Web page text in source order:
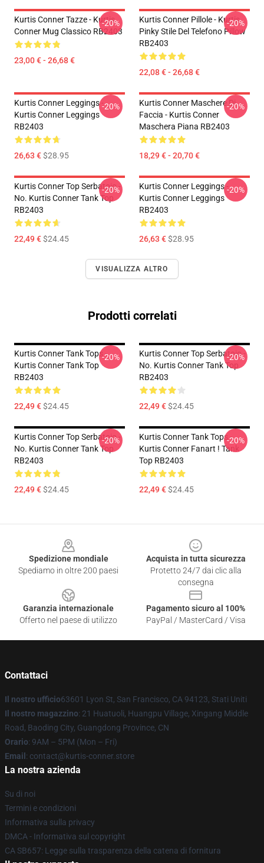
Kurtis Conner Tazze - Kurtis
Conner Mug Classico RB2403
23,00 € - 26,68 €
-20%
Kurtis Conner Pillole - Kurtis
Pinky Stile Del Telefono Pillow
RB2403
22,08 € - 26,68 €
-20%
Kurtis Conner Leggings -
Kurtis Conner Leggings
RB2403
26,63 €$28.95
-20%
Kurtis Conner Maschere Di
Faccia - Kurtis Conner
Maschera Piana RB2403
18,29 € - 20,70 €
-20%
Kurtis Conner Top Serbatoio -
No. Kurtis Conner Tank Top
RB2403
22,49 €$24.45
-20%
Kurtis Conner Leggings -
Kurtis Conner Leggings
RB2403
26,63 €$28.95
-20%
VISUALIZZA ALTRO
Prodotti correlati
Kurtis Conner Tank Tops -
Kurtis Conner Tank Top
RB2403
22,49 €$24.45
-20%
Kurtis Conner Top Serbatoio -
No. Kurtis Conner Tank Top
RB2403
22,49 €$24.45
-20%
Kurtis Conner Top Serbatoio -
No. Kurtis Conner Tank Top
RB2403
22,49 €$24.45
-20%
Kurtis Conner Tank Tops -
Kurtis Conner Fanart ! Tank
Top RB2403
22,49 €$24.45
-20%
Spedizione mondiale
Spediamo in oltre 200 paesi
Acquista in tutta sicurezza
Protetto 24/7 dai clic alla
consegna
Garanzia internazionale
Offerto nel paese di utilizzo
Pagamento sicuro al 100%
PayPal / MasterCard / Visa
Contattaci
Il nostro ufficio63601 Lyon St, San Francisco, CA 94123, Stati Uniti
Il nostro magazzino: 21 Huatuoli, Huangpu Village, Xingang Middle
Road, Baoding City, Guangdong Province, CN
Orario: 9AM – 5PM (Mon – Fri)
Email : contact@kurtis-conner.store
La nostra azienda
Su di noi
Termini e condizioni
Informativa sulla privacy
DMCA - Informativa sul copyright
CA SB657: Legge sulla trasparenza della catena di fornitura